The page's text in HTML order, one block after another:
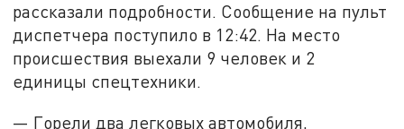
рассказали подробности. Сообщение на пульт
диспетчера поступило в 12:42. На место
происшествия выехали 9 человек и 2
единицы спецтехники.
— Горели два легковых автомобиля,